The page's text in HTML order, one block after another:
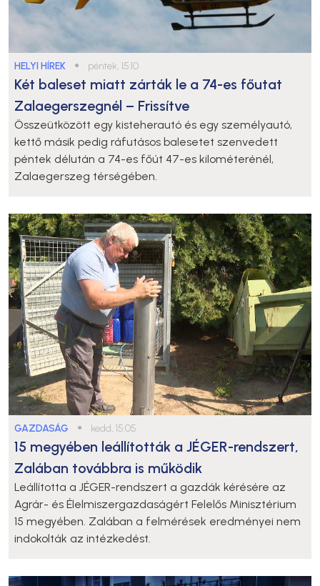
HELYI HÍREK ● péntek, 15:10
Két baleset miatt zárták le a 74-es főutat
Zalaegerszegnél – Frissítve
Összeütközött egy kisteherautó és egy személyautó,
kettő másik pedig ráfutásos balesetet szenvedett
péntek délután a 74-es főút 47-es kilométerénél,
Zalaegerszeg térségében.
GAZDASÁG ● kedd, 15:05
15 megyében leállították a JÉGER-rendszert,
Zalában továbbra is működik
Leállította a JÉGER-rendszert a gazdák kérésére az
Agrár- és Élelmiszergazdaságért Felelős Minisztérium
15 megyében. Zalában a felmérések eredményei nem
indokolták az intézkedést.